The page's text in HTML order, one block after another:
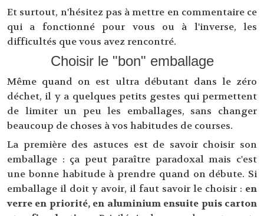
Et surtout, n'hésitez pas à mettre en commentaire ce
qui a fonctionné pour vous ou à l'inverse, les
difficultés que vous avez rencontré.
Choisir le "bon" emballage
Même quand on est ultra débutant dans le zéro
déchet, il y a quelques petits gestes qui permettent
de limiter un peu les emballages, sans changer
beaucoup de choses à vos habitudes de courses.
La première des astuces est de savoir choisir son
emballage : ça peut paraître paradoxal mais c'est
une bonne habitude à prendre quand on débute. Si
emballage il doit y avoir, il faut savoir le choisir : en
verre en priorité, en aluminium ensuite puis carton